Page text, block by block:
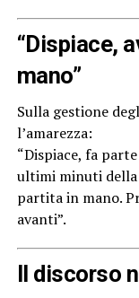
“Dispiace,
mano”
Sulla gestione
l’amarezza:
“Dispiace, fa
ultimi minuti della
partita in mano.
avanti”.
Il discorso